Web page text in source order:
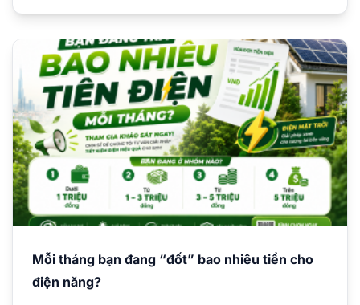
Mỗi tháng bạn đang “đốt” bao nhiêu tiền cho
điện năng?